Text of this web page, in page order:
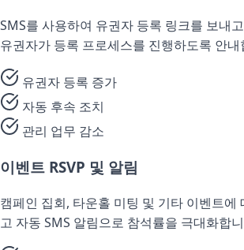
SMS를 사용하여 유권자 등록 링크를 보내
유권자가 등록 프로세스를 진행하도록 안내
유권자 등록 증가
자동 후속 조치
관리 업무 감소
이벤트 RSVP 및 알림
캠페인 집회, 타운홀 미팅 및 기타 이벤트에
고 자동 SMS 알림으로 참석률을 극대화합